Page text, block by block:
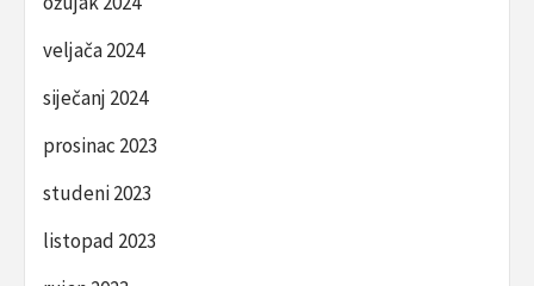
veljača 2024
siječanj 2024
prosinac 2023
studeni 2023
listopad 2023